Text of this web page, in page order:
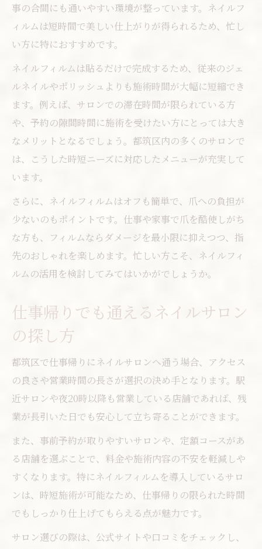
事の合間にも通いやすい環境が整っています。ネイルフ
ィルムは短時間で美しい仕上がりが得られるため、忙し
い方に特におすすめです。
ネイルフィルムは貼るだけで完成するため、従来のジェ
ルネイルやポリッシュよりも施術時間が大幅に短縮でき
ます。例えば、サロンでの滞在時間が限られている方
や、予約の隙間時間に施術を受けたい方にとっては大き
なメリットとなるでしょう。都筑区内の多くのサロンで
は、こうした時短ニーズに対応したメニューが充実して
います。
さらに、ネイルフィルムはオフも簡単で、爪への負担が
少ないのもポイントです。仕事や家事で爪を酷使しがち
な方も、フィルムならダメージを最小限に抑えつつ、指
先のおしゃれを楽しめます。忙しい方こそ、ネイルフィ
ルムの活用を検討してみてはいかがでしょうか。
仕事帰りでも通えるネイルサロン
の探し方
都筑区で仕事帰りにネイルサロンへ通う場合、アクセス
の良さや営業時間の長さが選択の決め手となります。駅
近サロンや夜20時以降も営業している店舗であれば、残
業が長引いた日でも安心して立ち寄ることができます。
また、事前予約が取りやすいサロンや、定額コースがあ
る店舗を選ぶことで、料金や施術内容の不安を軽減しや
すくなります。特にネイルフィルムを導入しているサロ
ンは、時短施術が可能なため、仕事帰りの限られた時間
でもしっかり仕上げてもらえる点が魅力です。
サロン選びの際は、公式サイトや口コミをチェックし、